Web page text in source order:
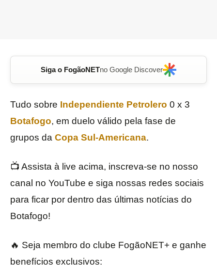
Siga o FogãoNETno Google Discover
Tudo sobre Independiente Petrolero 0 x 3
Botafogo, em duelo válido pela fase de
grupos da Copa Sul-Americana.
📺 Assista à live acima, inscreva-se no nosso
canal no YouTube e siga nossas redes sociais
para ficar por dentro das últimas notícias do
Botafogo!
🔥 Seja membro do clube FogãoNET+ e ganhe
benefícios exclusivos: